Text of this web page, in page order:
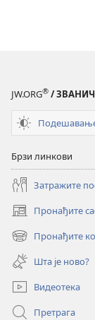
JW.ORG® /
Брзи линкови
Затражите
Пронађите
(отвара
нови
прозор)
Пронађите
(отвара
нови
прозор)
Шта је ново?
Видеотека
Претрага